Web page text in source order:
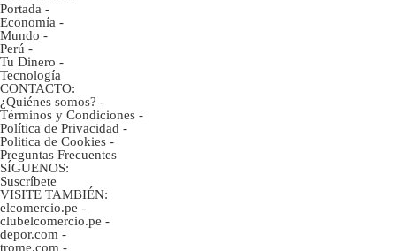
Portada -
Economía -
Mundo -
Perú -
Tu Dinero -
Tecnología
CONTACTO:
¿Quiénes somos? -
Términos y Condiciones -
Política de Privacidad -
Politica de Cookies -
Preguntas Frecuentes
SÍGUENOS:
Suscríbete
VISITE TAMBIÉN:
elcomercio.pe -
clubelcomercio.pe -
depor.com -
trome.com -